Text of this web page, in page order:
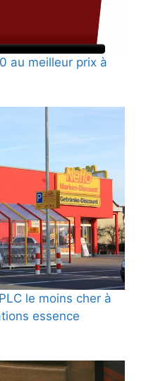
au meilleur prix à
le moins cher à
essence